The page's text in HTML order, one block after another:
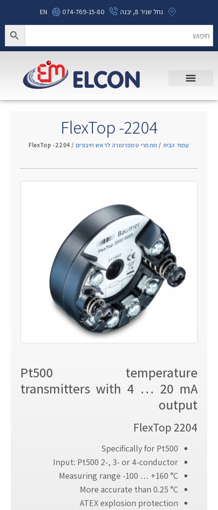
נחל שניר 8, יבנה 074-769-15-80
EN
FlexTop -2204
עמוד הבית / מתמרי טמפרטורה לראש חיבורים / FlexTop -2204
Pt500 temperature
transmitters with 4 … 20 mA
output
FlexTop 2204
Specifically for Pt500
Input: Pt500 2-, 3- or 4-conductor
Measuring range -100 … +160 °C
More accurate than 0.25 °C
ATEX explosion protection